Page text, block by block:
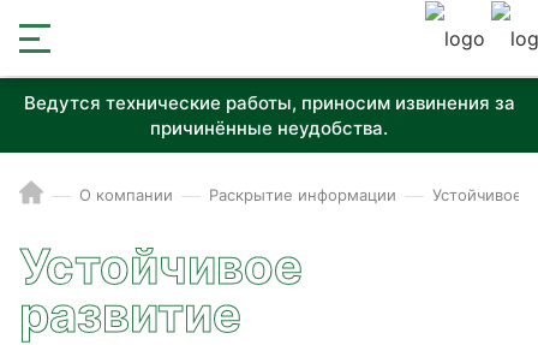
Ведутся технические работы, приносим извинения за
причинённые неудобства.
О компании Раскрытие информации Устойчивое
Устойчивое
развитие